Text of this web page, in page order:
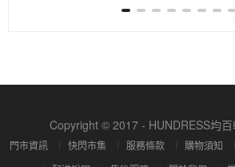
Copyright © 2017 - HUNDRESS均
門市資訊 快閃市集 服務條款 購物須知